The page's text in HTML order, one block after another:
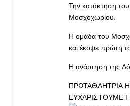
Την κατάκτηση
Μοσχοχωρίου.
Η ομάδα του
και έκοψε πρώτη
Η ανάρτηση της
ΠΡΩΤΑΘΛΗΤΡΙΑ
ΕΥΧΑΡΙΣΤΟΥΜΕ